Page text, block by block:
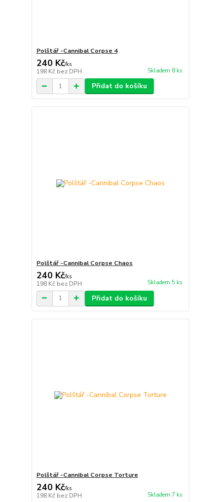
Polštář -Cannibal Corpse 4
240 Kč/ks
198 Kč bez DPH Skladem 8 ks
Přidat do košíku
Polštář -Cannibal Corpse Chaos
240 Kč/ks
198 Kč bez DPH Skladem 5 ks
Přidat do košíku
Polštář -Cannibal Corpse Torture
240 Kč/ks
198 Kč bez DPH Skladem 7 ks